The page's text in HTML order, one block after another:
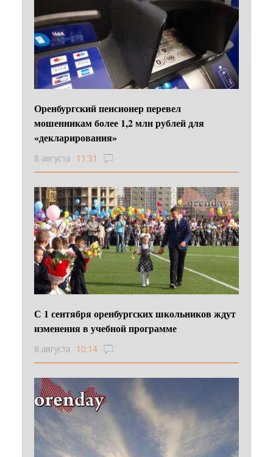
Оренбургский пенсионер перевел
мошенникам более 1,2 млн рублей для
«декларирования»
8 августа 11:31
С 1 сентября оренбургских школьников ждут
изменения в учебной программе
8 августа 10:14